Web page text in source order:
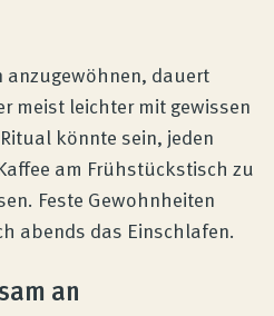
dauert
meist leichter mit gewissen
könnte sein, jeden
am Frühstückstisch zu
Feste Gewohnheiten
abends das Einschlafen.
an